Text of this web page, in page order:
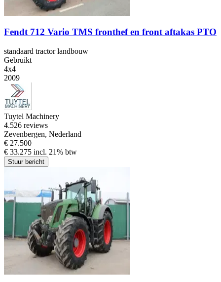
Fendt 712 Vario TMS fronthef en front aftakas PTO
standaard tractor landbouw
Gebruikt
4x4
2009
Tuytel Machinery
4.526 reviews
Zevenbergen, Nederland
€ 27.500
€ 33.275 incl. 21% btw
Stuur bericht